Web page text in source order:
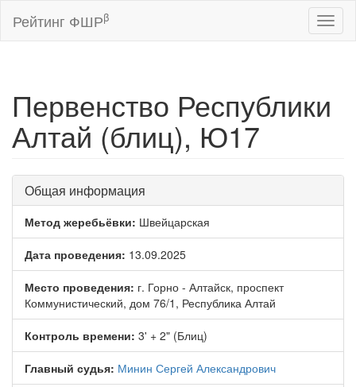
Рейтинг ФШРβ
Первенство Республики
Алтай (блиц), Ю17
Общая информация
Метод жеребьёвки: Швейцарская
Дата проведения: 13.09.2025
Место проведения: г. Горно - Алтайск, проспект
Коммунистический, дом 76/1, Республика Алтай
Контроль времени: 3' + 2" (Блиц)
Главный судья: Минин Сергей Александрович